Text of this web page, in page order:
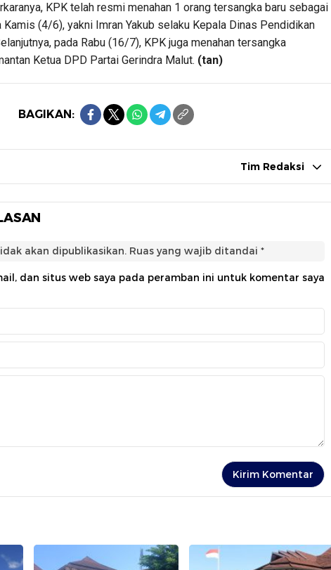
KPK telah resmi menahan 1 orang tersangka baru sebagai
(4/6), yakni Imran Yakub selaku Kepala Dinas Pendidikan
pada Rabu (16/7), KPK juga menahan tersangka
Ketua DPD Partai Gerindra Malut. (tan)
BAGIKAN:
Tim Redaksi
akan dipublikasikan. Ruas yang wajib ditandai *
dan situs web saya pada peramban ini untuk komentar saya